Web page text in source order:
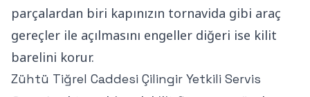
parçalardan biri kapınızın tornavida gibi araç
gereçler ile açılmasını engeller diğeri ise kilit
barelini korur.
Zühtü Tiğrel Caddesi Çilingir Yetkili Servis